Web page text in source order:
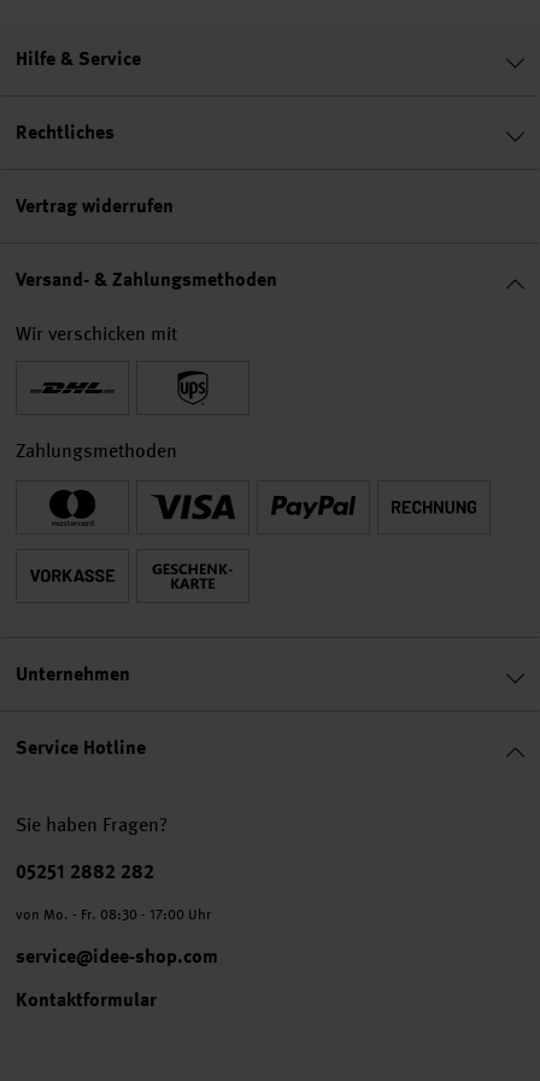
Service Hotline
Sie haben Fragen?
Telefonnummer
05251 2882 282
von Mo. - Fr. 08:30 - 17:00 Uhr
service@idee-shop.com
Kontaktformular
Hilfe & Service
Rechtliches
Vertrag widerrufen
Versand- & Zahlungsmethoden
Wir verschicken mit
Zahlungsmethoden
Unternehmen